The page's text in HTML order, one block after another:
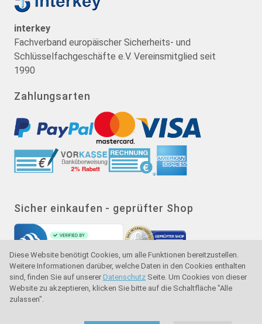
Diese Website benötigt Cookies, um alle Funktionen bereitzustellen.
Weitere Informationen darüber, welche Daten in den Cookies enthalten
sind, finden Sie auf unserer Datenschutz Seite. Um Cookies von dieser
Website zu akzeptieren, klicken Sie bitte auf die Schaltfläche "Alle
zulassen".
interkey
Fachverband europäischer Sicherheits- und
Schlüsselfachgeschäfte e.V. Vereinsmitglied seit
1990
Zahlungsarten
Sicher einkaufen - geprüfter Shop
Gütesiegel - Käuferschutz - Verbraucherschutz